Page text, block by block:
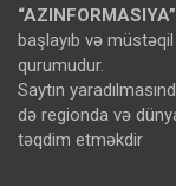
“AZINFORMASIYA”
başlayıb və
qurumudur.
Saytın
də regionda və
təqdim etməkdir